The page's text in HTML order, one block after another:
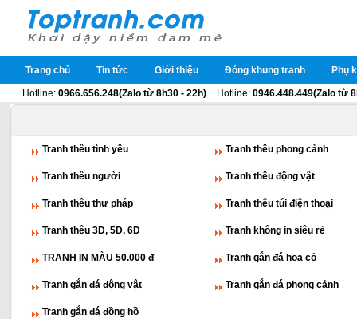
Trang chủ Tin tức Giới thiệu Đóng khung tranh Phụ
Hotline:0966.656.248(Zalo từ 8h30 - 22h) Hotline:0946.448.449(Zalo từ
Tranh thêu tình yêu Tranh thêu phong cảnh
Tranh thêu người Tranh thêu động vật
Tranh thêu thư pháp Tranh thêu túi điện thoại
Tranh thêu 3D, 5D, 6D Tranh không in siêu rẻ
TRANH IN MÀU 50.000 đ Tranh gắn đá hoa cỏ
Tranh gắn đá động vật Tranh gắn đá phong cảnh
Tranh gắn đá đồng hồ